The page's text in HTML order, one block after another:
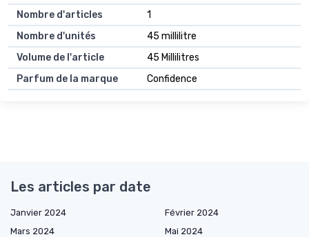
Nombre d'articles
1
Nombre d'unités
45 millilitre
Volume de l'article
45 Millilitres
Parfum de la marque
Confidence
Les articles par date
Janvier 2024
Février 2024
Mars 2024
Mai 2024